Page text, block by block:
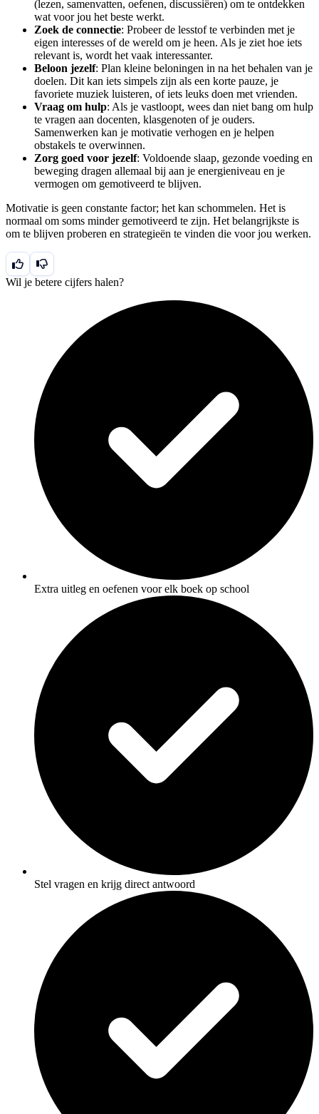
(lezen, samenvatten, oefenen, discussiëren) om te ontdekken
wat voor jou het beste werkt.
Zoek de connectie: Probeer de lesstof te verbinden met je
eigen interesses of de wereld om je heen. Als je ziet hoe iets
relevant is, wordt het vaak interessanter.
Beloon jezelf: Plan kleine beloningen in na het behalen van je
doelen. Dit kan iets simpels zijn als een korte pauze, je
favoriete muziek luisteren, of iets leuks doen met vrienden.
Vraag om hulp: Als je vastloopt, wees dan niet bang om hulp
te vragen aan docenten, klasgenoten of je ouders.
Samenwerken kan je motivatie verhogen en je helpen
obstakels te overwinnen.
Zorg goed voor jezelf: Voldoende slaap, gezonde voeding en
beweging dragen allemaal bij aan je energieniveau en je
vermogen om gemotiveerd te blijven.
Motivatie is geen constante factor; het kan schommelen. Het is
normaal om soms minder gemotiveerd te zijn. Het belangrijkste is
om te blijven proberen en strategieën te vinden die voor jou werken.
Wil je betere cijfers halen?
Extra uitleg en oefenen voor elk boek op school
Stel vragen en krijg direct antwoord